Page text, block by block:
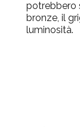
potrebbero
bronze, il
luminosità.